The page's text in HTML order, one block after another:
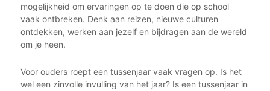
mogelijkheid om ervaringen op te doen die op school
vaak ontbreken. Denk aan reizen, nieuwe culturen
ontdekken, werken aan jezelf en bijdragen aan de wereld
om je heen.
Voor ouders roept een tussenjaar vaak vragen op. Is het
wel een zinvolle invulling van het jaar? Is een tussenjaar in